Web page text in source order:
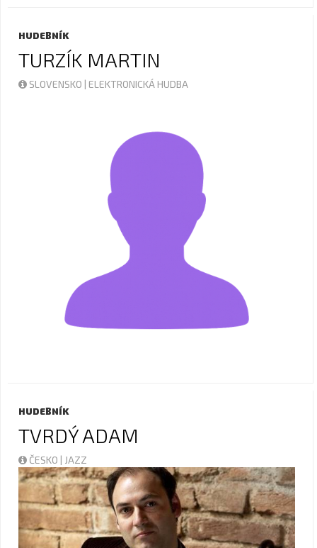
HUDEBNÍK
TURZÍK MARTIN
SLOVENSKO | ELEKTRONICKÁ HUDBA
HUDEBNÍK
TVRDÝ ADAM
ČESKO | JAZZ